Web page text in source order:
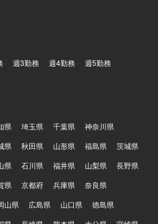
週3勤務 週4勤務 週5勤務
県 埼玉県 千葉県
神奈川県
県 秋田県 山形県 福島県
茨城県
県 石川県 福井県 山梨県
長野県
県 京都府 兵庫県
奈良県
山県 広島県 山口県
徳島県